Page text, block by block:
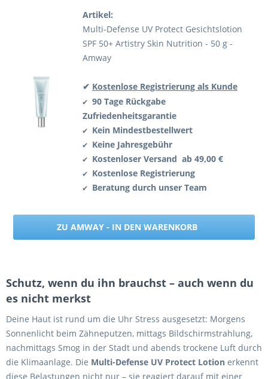
Artikel:
Multi-Defense UV Protect Gesichtslotion
SPF 50+ Artistry Skin Nutrition - 50 g -
Amway
✔ Kostenlose Registrierung als Kunde
✔ 90 Tage Rückgabe
Zufriedenheitsgarantie
✔ Kein Mindestbestellwert
✔ Keine Jahresgebühr
✔ Kostenloser Versand ab 49,00 €
✔ Kostenlose Registrierung
✔ Beratung durch unser Team
ZU AMWAY - IN DEN WARENKORB
Schutz, wenn du ihn brauchst – auch wenn du
es nicht merkst
Deine Haut ist rund um die Uhr Stress ausgesetzt: Morgens
Sonnenlicht beim Zähneputzen, mittags Bildschirmstrahlung,
nachmittags Smog in der Stadt und abends trockene Luft durch
die Klimaanlage. Die Multi-Defense UV Protect Lotion erkennt
diese Belastungen nicht nur – sie reagiert darauf mit einer